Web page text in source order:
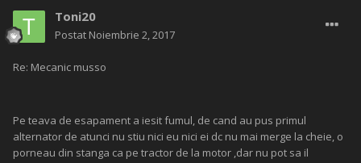
Toni20
Postat Noiembrie 2, 2017
Re: Mecanic musso
Pe teava de esapament a iesit fumul, de cand au pus primul
alternator de atunci nu stiu nici eu nici ei dc nu mai merge la cheie, o
porneau din stanga ca pe tractor de la motor ,dar nu pot sa il